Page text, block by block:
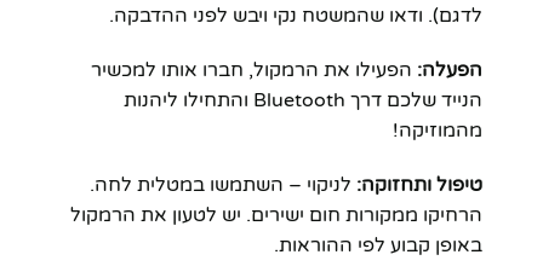
לדגם). ודאו שהמשטח נקי ויבש לפני ההדבקה.
הפעלה: הפעילו את הרמקול, חברו אותו למכשיר
הנייד שלכם דרך Bluetooth והתחילו ליהנות
מהמוזיקה!
טיפול ותחזוקה: לניקוי – השתמשו במטלית לחה.
הרחיקו ממקורות חום ישירים. יש לטעון את הרמקול
באופן קבוע לפי ההוראות.